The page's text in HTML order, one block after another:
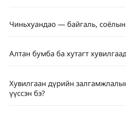
Чиньхуандао — байгаль,
Алтан бумба ба хутагт
Хувилгаан дүрийн
үүссэн бэ?